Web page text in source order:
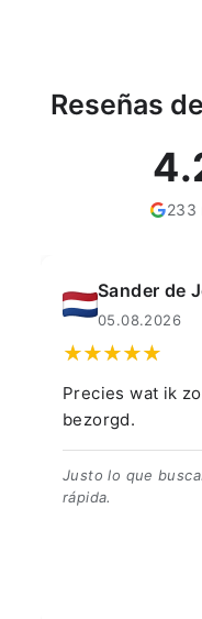
Reseñas
233
04.08.2026
👍👍👍👌
👍👍👍👌